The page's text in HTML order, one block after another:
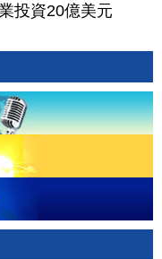
投資20億美元